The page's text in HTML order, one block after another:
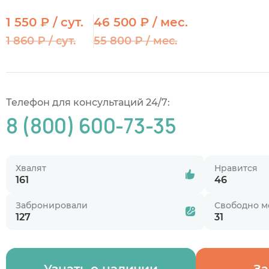
1 550 ₽ / сут.
1 860 ₽ / сут.
46 500 ₽ / мес.
55 800 ₽ / мес.
Телефон для консультаций 24/7:
8 (800) 600-73-35
Хвалят
161
Нравится
46
Забронировали
127
Свободно
31